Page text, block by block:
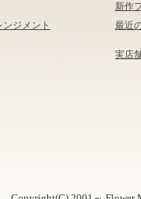
ジメント
新作
最近
実店